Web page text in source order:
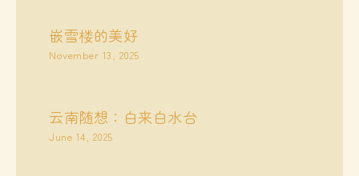
嵌雪楼的美好
November 13, 2025
云南随想：白来白水台
June 14, 2025